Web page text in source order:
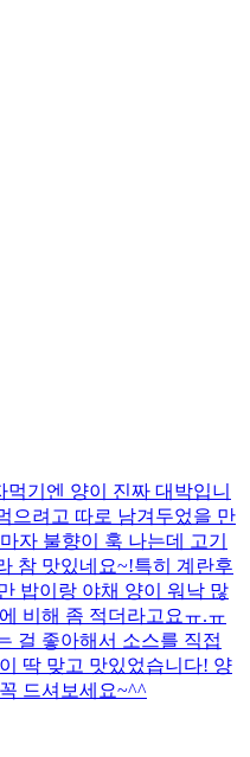
기엔 양이 진짜 대박입니
으려고 따로 남겨두었을 만
자 불향이 훅 나는데 고기
참 맛있네요~!특히 계란후
밥이랑 야채 양이 워낙 많
비해 좀 적더라고요ㅠ.ㅠ
걸 좋아해서 소스를 직접
딱 맞고 맛있었습니다! 양
드셔보세요~^^